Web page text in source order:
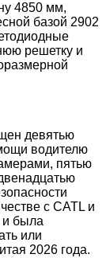
4850 мм,
базой 2902
решетку и
девятью
водителю
пятью
с CATL и
и была
или
2026 года.